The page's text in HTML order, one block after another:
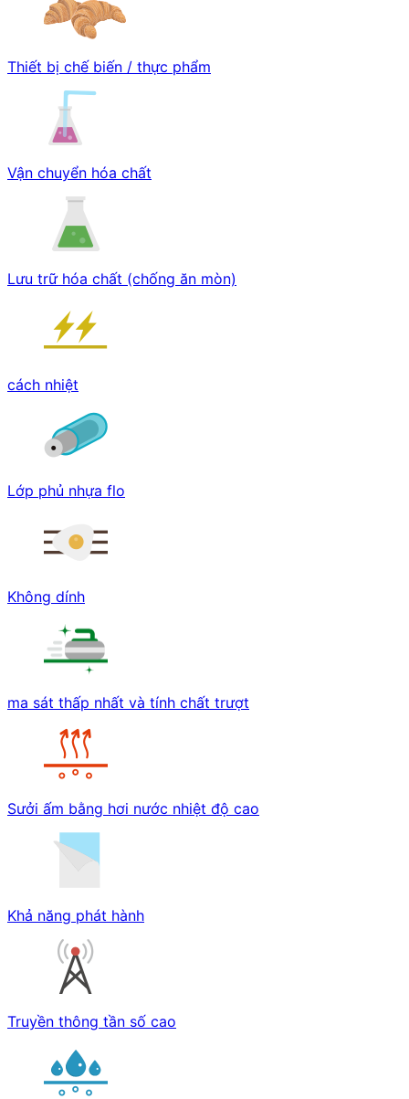
Thiết bị chế biến / thực phẩm
Vận chuyển hóa chất
Lưu trữ hóa chất (chống ăn mòn)
cách nhiệt
Lớp phủ nhựa flo
Không dính
ma sát thấp nhất và tính chất trượt
Sưởi ấm bằng hơi nước nhiệt độ cao
Khả năng phát hành
Truyền thông tần số cao